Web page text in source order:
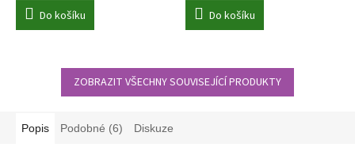
Do košíku Do košíku
ZOBRAZIT VŠECHNY SOUVISEJÍCÍ PRODUKTY
Popis Podobné (6) Diskuze